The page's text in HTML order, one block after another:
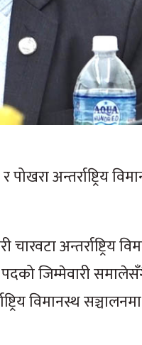
अन्तर्राष्ट्रिय
चारवटा अन्तर्राष्ट्रिय
पदको जिम्मेवारी
विमानस्थ